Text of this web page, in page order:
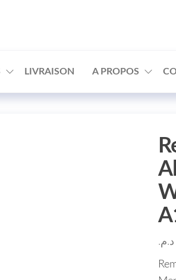
LIVRAISON A PROPOS
د.م.